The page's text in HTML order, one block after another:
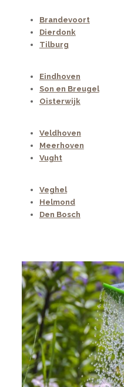
Brandevoort
Dierdonk
Tilburg
Eindhoven
Son en Breugel
Oisterwijk
Veldhoven
Meerhoven
Vught
Veghel
Helmond
Den Bosch